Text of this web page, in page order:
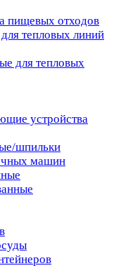
пищевых отходов
тепловых линий
для тепловых
устройства
шпильки
машин